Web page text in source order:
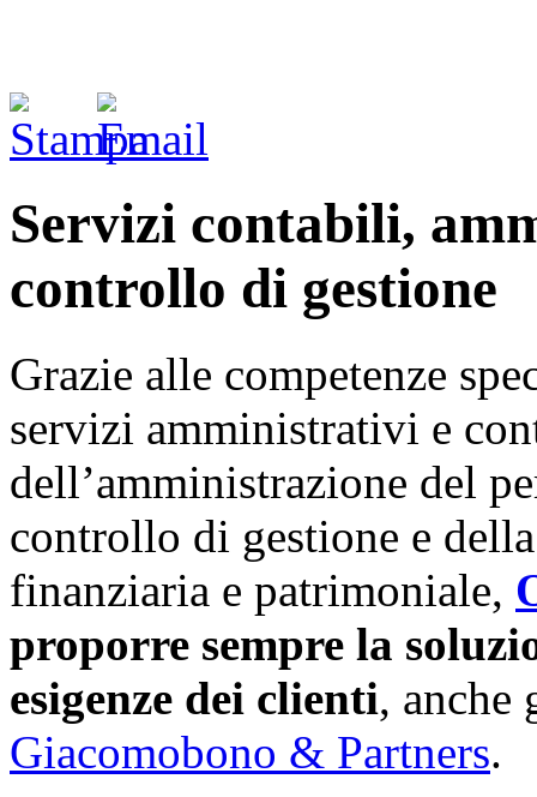
Servizi contabili,
controllo di gestione
Grazie alle competenze
servizi amministrativi e
dell’amministrazione del
controllo di gestione e
finanziaria e patrimoniale,
proporre sempre la
esigenze dei clienti, anche
Giacomobono & Partners.